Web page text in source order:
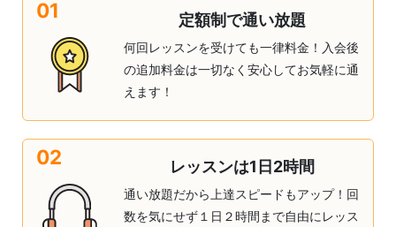
01 定額制で通い放題
何回レッスンを受けても一律料金！入会後
の追加料金は一切なく安心してお気軽に通
えます！
02 レッスンは1日2時間
通い放題だから上達スピードもアップ！回
数を気にせず１日２時間まで自由にレッス